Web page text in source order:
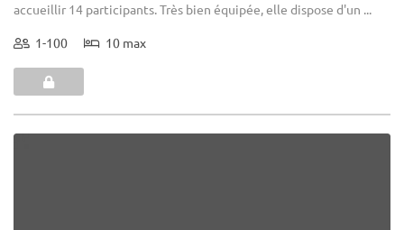
accueillir 14 participants. Très bien équipée, elle dispose d'un ...
1-100 10 max